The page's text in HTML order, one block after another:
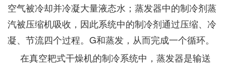
空气被冷却并冷凝大量液态水；蒸发器中的制冷剂蒸
汽被压缩机吸收，因此系统中的制冷剂通过压缩、冷
凝、节流四个过程。G和蒸发，从而完成一个循环。
在真空耙式干燥机的制冷系统中，蒸发器是输送